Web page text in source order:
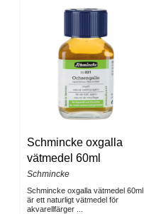
Schmincke oxgalla
vätmedel 60ml
Schmincke
Schmincke oxgalla vätmedel 60ml
är ett naturligt vätmedel för
akvarellfärger ...